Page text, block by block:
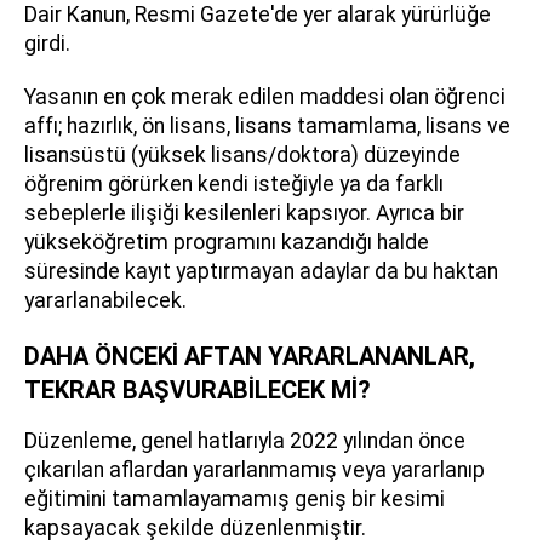
Dair Kanun, Resmi Gazete'de yer alarak yürürlüğe
girdi.
Yasanın en çok merak edilen maddesi olan öğrenci
affı; hazırlık, ön lisans, lisans tamamlama, lisans ve
lisansüstü (yüksek lisans/doktora) düzeyinde
öğrenim görürken kendi isteğiyle ya da farklı
sebeplerle ilişiği kesilenleri kapsıyor. Ayrıca bir
yükseköğretim programını kazandığı halde
süresinde kayıt yaptırmayan adaylar da bu haktan
yararlanabilecek.
DAHA ÖNCEKİ AFTAN YARARLANANLAR,
TEKRAR BAŞVURABİLECEK Mİ?
Düzenleme, genel hatlarıyla 2022 yılından önce
çıkarılan aflardan yararlanmamış veya yararlanıp
eğitimini tamamlayamamış geniş bir kesimi
kapsayacak şekilde düzenlenmiştir.